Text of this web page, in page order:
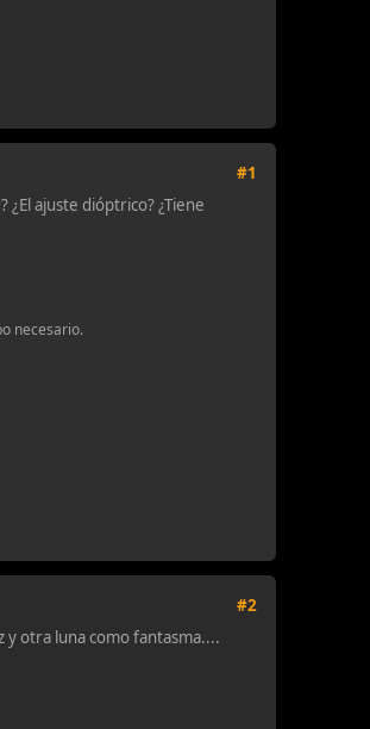
#1
ajuste dióptrico? ¿Tiene
necesario.
#2
otra luna como fantasma....